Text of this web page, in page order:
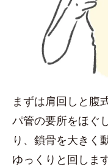
まずは肩回しと腹
パ管の要所をほぐ
り、鎖骨を大きく
ゆっくりと回しま